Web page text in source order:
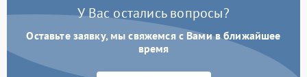
У Вас остались вопросы?
Оставьте заявку, мы свяжемся с Вами в ближайшее
время